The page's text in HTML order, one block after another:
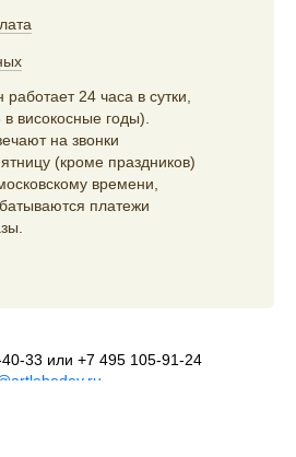
24 часа в сутки,
високосные годы).
на звонки
(кроме праздников)
времени,
платежи
33 или +7 495 105-91-24